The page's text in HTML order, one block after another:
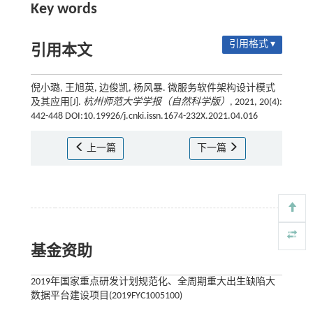
Key words
引用本文 引用格式 ▾
倪小璐, 王旭英, 边俊凯, 杨风暴. 微服务软件架构设计模式
及其应用[J]. 杭州师范大学学报（自然科学版） , 2021, 20(4):
442-448 DOI:10.19926/j.cnki.issn.1674-232X.2021.04.016
上一篇 下一篇
基金资助
2019年国家重点研发计划规范化、全周期重大出生缺陷大
数据平台建设项目(2019FYC1005100)